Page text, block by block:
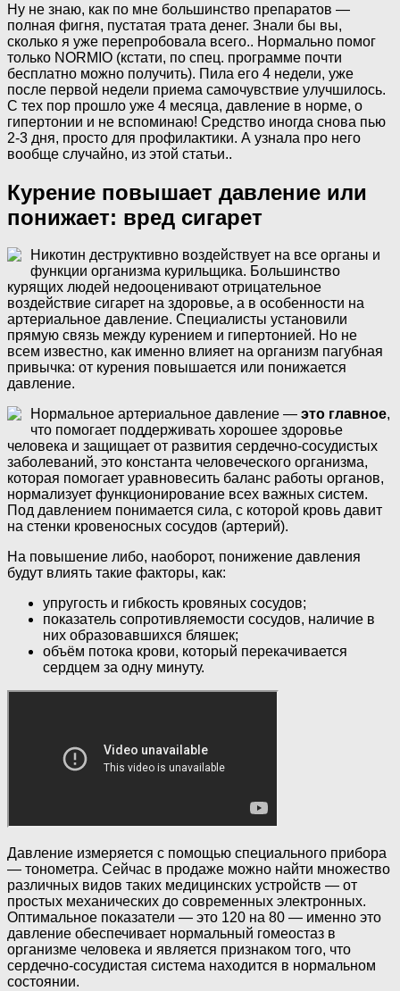
Ну не знаю, как по мне большинство препаратов —
полная фигня, пустатая трата денег. Знали бы вы,
сколько я уже перепробовала всего.. Нормально помог
только NORMIO (кстати, по спец. программе почти
бесплатно можно получить). Пила его 4 недели, уже
после первой недели приема самочувствие улучшилось.
С тех пор прошло уже 4 месяца, давление в норме, о
гипертонии и не вспоминаю! Средство иногда снова пью
2-3 дня, просто для профилактики. А узнала про него
вообще случайно, из этой статьи..
Курение повышает давление или
понижает: вред сигарет
Никотин деструктивно воздействует на все органы и
функции организма курильщика. Большинство
курящих людей недооценивают отрицательное
воздействие сигарет на здоровье, а в особенности на
артериальное давление. Специалисты установили
прямую связь между курением и гипертонией. Но не
всем известно, как именно влияет на организм пагубная
привычка: от курения повышается или понижается
давление.
Нормальное артериальное давление — это главное,
что помогает поддерживать хорошее здоровье
человека и защищает от развития сердечно-сосудистых
заболеваний, это константа человеческого организма,
которая помогает уравновесить баланс работы органов,
нормализует функционирование всех важных систем.
Под давлением понимается сила, с которой кровь давит
на стенки кровеносных сосудов (артерий).
На повышение либо, наоборот, понижение давления
будут влиять такие факторы, как:
упругость и гибкость кровяных сосудов;
показатель сопротивляемости сосудов, наличие в
них образовавшихся бляшек;
объём потока крови, который перекачивается
сердцем за одну минуту.
Давление измеряется с помощью специального прибора
— тонометра. Сейчас в продаже можно найти множество
различных видов таких медицинских устройств — от
простых механических до современных электронных.
Оптимальное показатели — это 120 на 80 — именно это
давление обеспечивает нормальный гомеостаз в
организме человека и является признаком того, что
сердечно-сосудистая система находится в нормальном
состоянии.